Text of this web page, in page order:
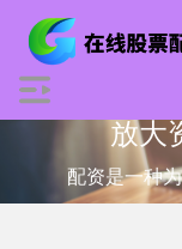
放大
配资是一种